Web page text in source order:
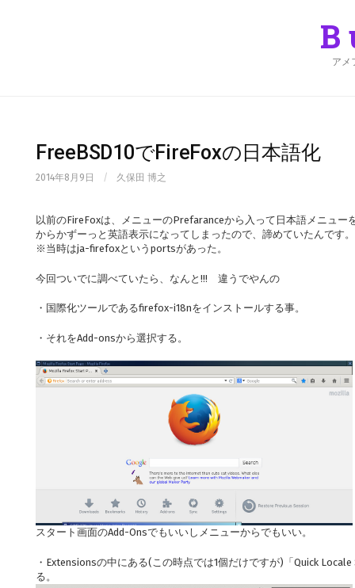
アメ
FreeBSD10でFireFoxの日本語化
2014年8月9日 / 久保田 博之
以前のFireFoxは、メニューのPrefaranceから入って日本語メニュー
からかずーっと英語表示になってしまったので、諦めていたんです。
※当時はja-firefoxというportsがあった。
今回ついでに調べていたら、なんと!!! 違うでやんの
・国際化ツールであるfirefox-i18nをインストールする事。
・それをAdd-onsから選択する。
スタート画面のAdd-Onsでもいいしメニューからでもいい。
・Extensionsの中にある(この時点では1個だけですが)「Quick
る。